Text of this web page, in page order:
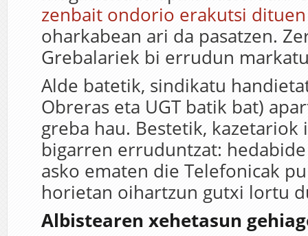
zenbait ondorio erakutsi
oharkabean ari da pasatzen.
Grebalariek bi errudun
Alde batetik, sindikatu
Obreras eta UGT batik bat)
greba hau. Bestetik, kazetariok
bigarren erruduntzat:
asko ematen die Telefonicak
horietan oihartzun gutxi lortu
Albistearen xehetasun